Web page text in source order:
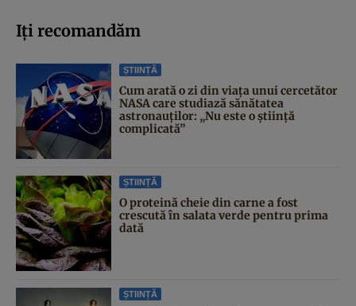
Iți recomandăm
ȘTIINȚĂ
Cum arată o zi din viața unui cercetător
NASA care studiază sănătatea
astronauților: „Nu este o știință
complicată”
ȘTIINȚĂ
O proteină cheie din carne a fost
crescută în salata verde pentru prima
dată
ȘTIINȚĂ